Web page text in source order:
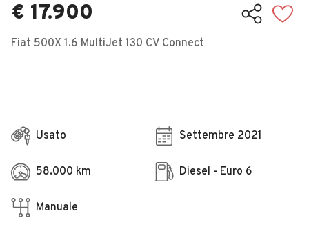
€ 17.900
Fiat 500X 1.6 MultiJet 130 CV Connect
Usato Settembre 2021
58.000 km Diesel - Euro 6
Manuale